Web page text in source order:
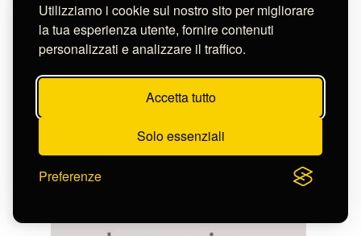
Utilizziamo i cookie sul nostro sito per migliorare
la tua esperienza utente, fornire contenuti
personalizzati e analizzare il traffico.
Accetta tutto
Solo essenziali
Preferenze